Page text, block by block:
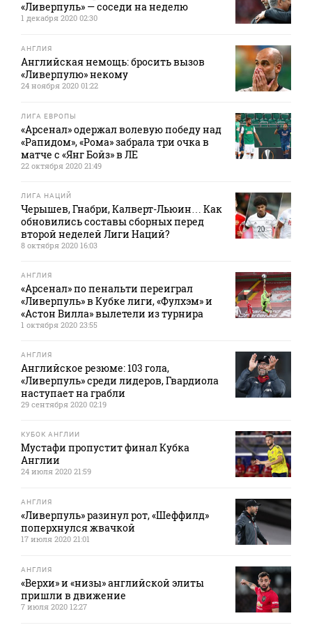
«Ливерпуль» — соседи на неделю
1 декабря 2020 02:30
АНГЛИЯ
Английская немощь: бросить вызов
«Ливерпулю» некому
24 ноября 2020 01:22
ЛИГА ЕВРОПЫ
«Арсенал» одержал волевую победу над
«Рапидом», «Рома» забрала три очка в
матче с «Янг Бойз» в ЛЕ
22 октября 2020 21:49
ЛИГА НАЦИЙ
Черышев, Гнабри, Калверт-Льюин… Как
обновились составы сборных перед
второй неделей Лиги Наций?
8 октября 2020 16:03
АНГЛИЯ
«Арсенал» по пенальти переиграл
«Ливерпуль» в Кубке лиги, «Фулхэм» и
«Астон Вилла» вылетели из турнира
1 октября 2020 23:55
АНГЛИЯ
Английское резюме: 103 гола,
«Ливерпуль» среди лидеров, Гвардиола
наступает на грабли
29 сентября 2020 02:19
КУБОК АНГЛИИ
Мустафи пропустит финал Кубка
Англии
24 июля 2020 21:59
АНГЛИЯ
«Ливерпуль» разинул рот, «Шеффилд»
поперхнулся жвачкой
17 июля 2020 21:01
АНГЛИЯ
«Верхи» и «низы» английской элиты
пришли в движение
7 июля 2020 12:27